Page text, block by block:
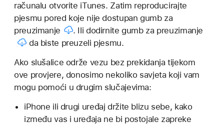
računalu otvorite iTunes. Zatim reproducirajte
pjesmu pored koje nije dostupangumb za
preuzimanje
. Ili dodirnitegumb za preuzimanje
da biste preuzeli pjesmu.
Ako slušalice održe vezu bez prekidanja tijekom
ove provjere, donosimo nekoliko savjeta koji vam
mogu pomoći u drugim slučajevima:
iPhone ili drugi uređaj držite blizu sebe, kako
između vas i uređaja ne bi postojale zapreke